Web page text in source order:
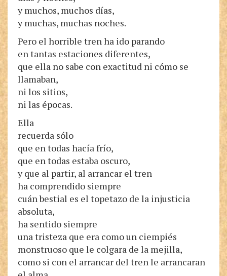
y muchos, muchos días,
y muchas, muchas noches.
Pero el horrible tren ha ido parando
en tantas estaciones diferentes,
que ella no sabe con exactitud ni cómo se
llamaban,
ni los sitios,
ni las épocas.
Ella
recuerda sólo
que en todas hacía frío,
que en todas estaba oscuro,
y que al partir, al arrancar el tren
ha comprendido siempre
cuán bestial es el topetazo de la injusticia
absoluta,
ha sentido siempre
una tristeza que era como un ciempiés
monstruoso que le colgara de la mejilla,
como si con el arrancar del tren le arrancaran